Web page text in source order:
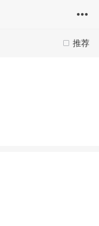
推荐